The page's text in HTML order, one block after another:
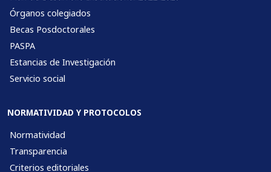
Órganos colegiados
Becas Posdoctorales
PASPA
Estancias de Investigación
Servicio social
NORMATIVIDAD Y PROTOCOLOS
Normatividad
Transparencia
Criterios editoriales